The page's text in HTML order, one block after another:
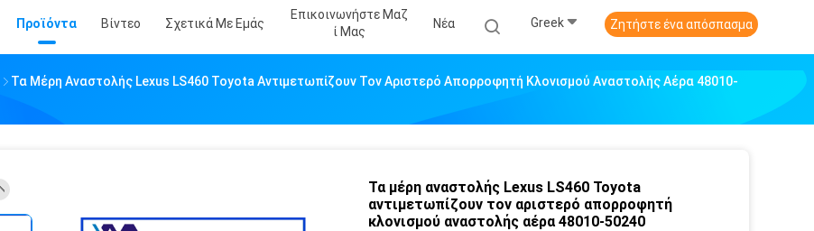
Προϊόντα Βίντεο Σχετικά Με Εμάς
Επικοινωνήστε Μαζ
Ί Μας
Νέα Greek Ζητήστε ένα απόσπασμα
Τα Μέρη Αναστολής Lexus LS460 Toyota Αντιμετωπίζουν Τον Αριστερό Απορροφητή Κλονισμού Αναστολής Αέρα 48010-
Τα μέρη αναστολής Lexus LS460 Toyota
αντιμετωπίζουν τον αριστερό απορροφητή
κλονισμού αναστολής αέρα 48010-50240